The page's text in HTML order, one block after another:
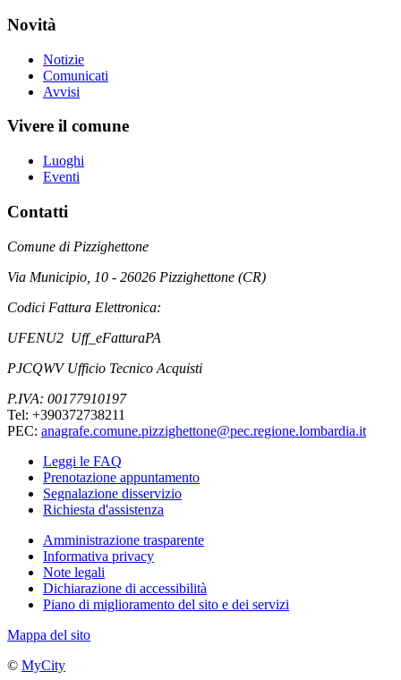
Novità
Notizie
Comunicati
Avvisi
Vivere il comune
Luoghi
Eventi
Contatti
Comune di Pizzighettone
Via Municipio, 10 - 26026 Pizzighettone (CR)
Codici Fattura Elettronica:
UFENU2 Uff_eFatturaPA
PJCQWV Ufficio Tecnico Acquisti
P.IVA: 00177910197
Tel: +390372738211
PEC: anagrafe.comune.pizzighettone@pec.regione.lombardia.it
Leggi le FAQ
Prenotazione appuntamento
Segnalazione disservizio
Richiesta d'assistenza
Amministrazione trasparente
Informativa privacy
Note legali
Dichiarazione di accessibilità
Piano di miglioramento del sito e dei servizi
Mappa del sito
© MyCity